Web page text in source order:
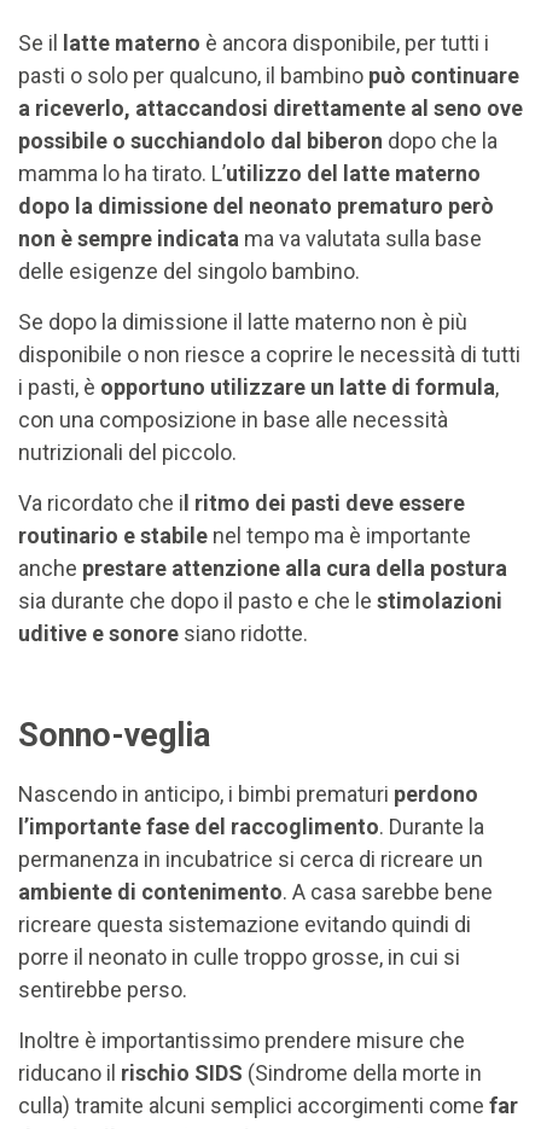
Se il latte materno è ancora disponibile, per tutti i
pasti o solo per qualcuno, il bambino può continuare
a riceverlo, attaccandosi direttamente al seno ove
possibile o succhiandolo dal biberon dopo che la
mamma lo ha tirato. L’utilizzo del latte materno
dopo la dimissione del neonato prematuro però
non è sempre indicata ma va valutata sulla base
delle esigenze del singolo bambino.
Se dopo la dimissione il latte materno non è più
disponibile o non riesce a coprire le necessità di tutti
i pasti, è opportuno utilizzare un latte di formula,
con una composizione in base alle necessità
nutrizionali del piccolo.
Va ricordato che i l ritmo dei pasti deve essere
routinario e stabile nel tempo ma è importante
anche prestare attenzione alla cura della postura
sia durante che dopo il pasto e che le stimolazioni
uditive e sonore siano ridotte.
Sonno-veglia
Nascendo in anticipo, i bimbi prematuri perdono
l’importante fase del raccoglimento. Durante la
permanenza in incubatrice si cerca di ricreare un
ambiente di contenimento. A casa sarebbe bene
ricreare questa sistemazione evitando quindi di
porre il neonato in culle troppo grosse, in cui si
sentirebbe perso.
Inoltre è importantissimo prendere misure che
riducano il rischio SIDS (Sindrome della morte in
culla) tramite alcuni semplici accorgimenti come far